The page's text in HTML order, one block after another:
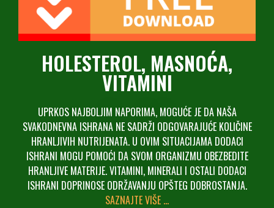
HOLESTEROL, MASNOĆA,
VITAMINI
UPRKOS NAJBOLJIM NAPORIMA, MOGUĆE JE DA NAŠA
SVAKODNEVNA ISHRANA NE SADRŽI ODGOVARAJUĆE KOLIČINE
HRANLJIVIH NUTRIJENATA. U OVIM SITUACIJAMA DODACI
ISHRANI MOGU POMOĆI DA SVOM ORGANIZMU OBEZBEDITE
HRANLJIVE MATERIJE. VITAMINI, MINERALI I OSTALI DODACI
ISHRANI DOPRINOSE ODRŽAVANJU OPŠTEG DOBROSTANJA.
SAZNAJTE VIŠE …